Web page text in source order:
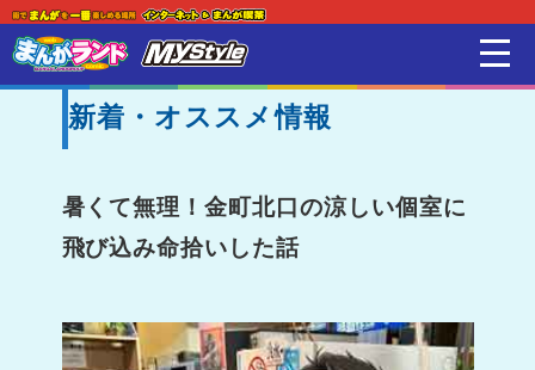
はじめての方
店舗一覧
オンラインゲーム
新着・オススメ情報
暑くて無理！金町北口の涼しい個室に
飛び込み命拾いした話